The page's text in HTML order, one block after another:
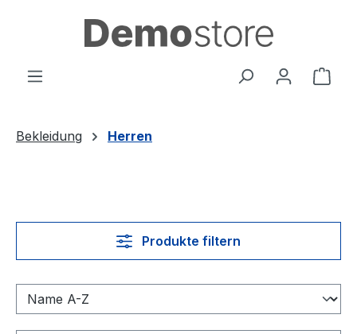
Zum Hauptinhalt springen
Bekleidung Herren
Produkte filtern